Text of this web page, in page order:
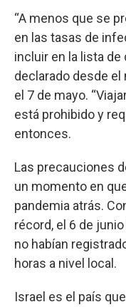
“A menos que se
en las tasas de
incluir en la lista de
declarado desde
el 7 de mayo.
está prohibido y
entonces.
Las precauciones
un momento en
pandemia atrás.
récord, el 6 de
no habían
horas a nivel local.
Israel es el país